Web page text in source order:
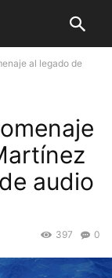
al legado de
audio
0
397